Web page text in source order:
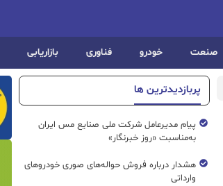
صنعت خودرو فناوری بازاریابی
پربازدیدترین ها
پیام مدیرعامل شرکت ملی صنایع مس ایران
به‌مناسبت «روز خبرنگار»
هشدار درباره فروش حواله‌های صوری خودروهای
وارداتی